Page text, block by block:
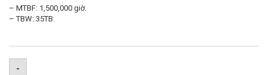
– MTBF: 1,500,000 giờ.
– TBW: 35TB.
-